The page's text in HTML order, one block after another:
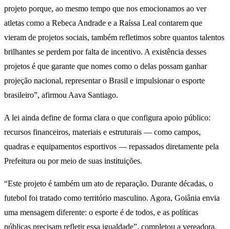
projeto porque, ao mesmo tempo que nos emocionamos ao ver
atletas como a Rebeca Andrade e a Raíssa Leal contarem que
vieram de projetos sociais, também refletimos sobre quantos talentos
brilhantes se perdem por falta de incentivo. A existência desses
projetos é que garante que nomes como o delas possam ganhar
projeção nacional, representar o Brasil e impulsionar o esporte
brasileiro”, afirmou Aava Santiago.
A lei ainda define de forma clara o que configura apoio público:
recursos financeiros, materiais e estruturais — como campos,
quadras e equipamentos esportivos — repassados diretamente pela
Prefeitura ou por meio de suas instituições.
“Este projeto é também um ato de reparação. Durante décadas, o
futebol foi tratado como território masculino. Agora, Goiânia envia
uma mensagem diferente: o esporte é de todos, e as políticas
públicas precisam refletir essa igualdade”, completou a vereadora.